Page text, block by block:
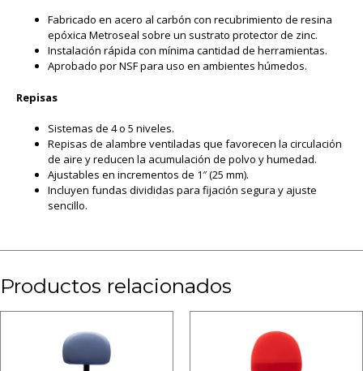
Fabricado en acero al carbón con recubrimiento de resina
epóxica Metroseal sobre un sustrato protector de zinc.
Instalación rápida con mínima cantidad de herramientas.
Aprobado por NSF para uso en ambientes húmedos.
Repisas
Sistemas de 4 o 5 niveles.
Repisas de alambre ventiladas que favorecen la circulación
de aire y reducen la acumulación de polvo y humedad.
Ajustables en incrementos de 1″ (25 mm).
Incluyen fundas divididas para fijación segura y ajuste
sencillo.
Productos relacionados